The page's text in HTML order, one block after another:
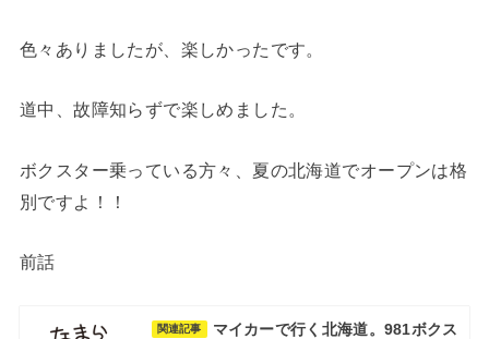
色々ありましたが、楽しかったです。
道中、故障知らずで楽しめました。
ボクスター乗っている方々、夏の北海道でオープンは格
別ですよ！！
前話
関連記事
マイカーで行く北海道。981ボクス